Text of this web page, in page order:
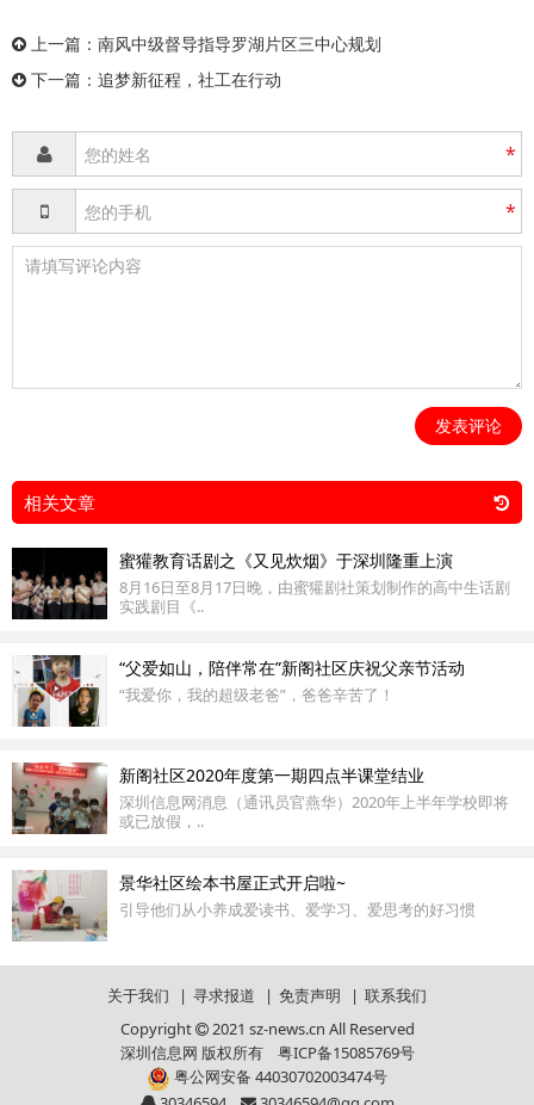
上一篇： 南风中级督导指导罗湖片区三中心规划
下一篇： 追梦新征程，社工在行动
*
*
发表评论
相关文章
蜜獾教育话剧之《又见炊烟》于深圳隆重上演
8月16日至8月17日晚，由蜜獾剧社策划制作的高中生话剧
实践剧目《..
“父爱如山，陪伴常在”新阁社区庆祝父亲节活动
“我爱你，我的超级老爸”，爸爸辛苦了！
新阁社区2020年度第一期四点半课堂结业
深圳信息网消息（通讯员官燕华）2020年上半年学校即将
或已放假，..
景华社区绘本书屋正式开启啦~
引导他们从小养成爱读书、爱学习、爱思考的好习惯
关于我们 | 寻求报道 | 免责声明 | 联系我们
Copyright
2021 sz-news.cn All Reserved
深圳信息网 版权所有 粤ICP备15085769号
粤公网安备 44030702003474号